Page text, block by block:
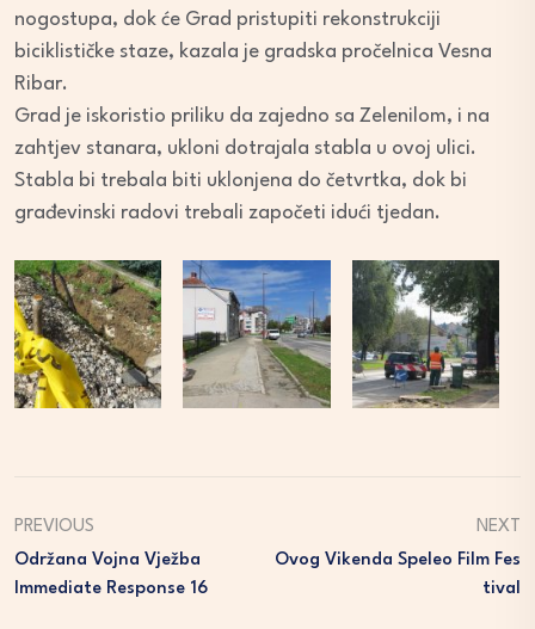
nogostupa, dok će Grad pristupiti rekonstrukciji
biciklističke staze, kazala je gradska pročelnica Vesna
Ribar.
Grad je iskoristio priliku da zajedno sa Zelenilom, i na
zahtjev stanara, ukloni dotrajala stabla u ovoj ulici.
Stabla bi trebala biti uklonjena do četvrtka, dok bi
građevinski radovi trebali započeti idući tjedan.
PREVIOUS
Održana Vojna Vježba
Immediate Response 16
NEXT
Ovog Vikenda Speleo Film Fes
Tival